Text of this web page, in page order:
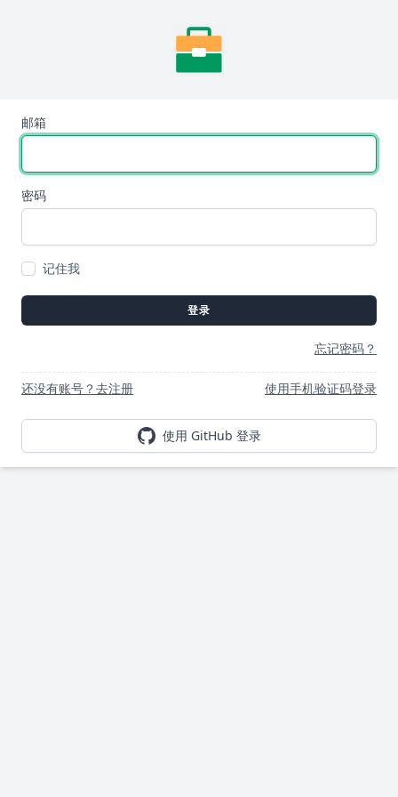
邮箱
密码
记住我
登录
忘记密码？
还没有账号？去注册 使用手机验证码登录
使用 GitHub 登录